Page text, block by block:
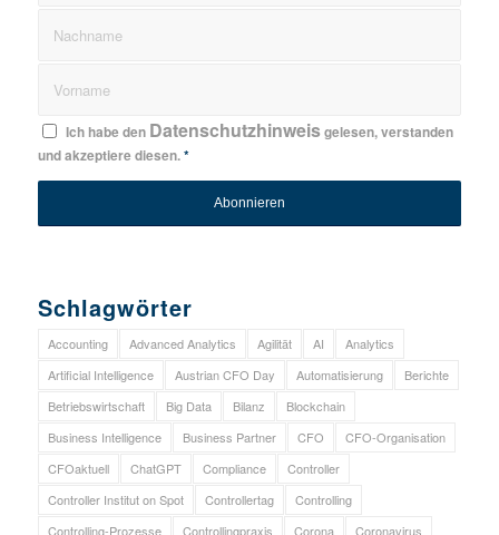
Ich habe den Datenschutzhinweisgelesen, verstanden
und akzeptiere diesen.*
Schlagwörter
Accounting Advanced Analytics Agilität AI
Analytics
Artificial Intelligence
Austrian CFO Day Automatisierung
Berichte
Betriebswirtschaft
Big Data Bilanz
Blockchain
Business Intelligence
Business Partner CFO
CFO-Organisation
CFOaktuell
ChatGPT Compliance
Controller
Controller Institut on Spot
Controllertag
Controlling
Controlling-Prozesse
Controllingpraxis Corona Coronavirus